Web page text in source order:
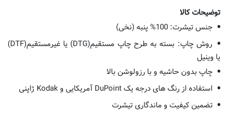
توضیحات کالا
جنس تیشرت: 100% پنبه (نخی)
روش چاپ: بسته به طرح چاپ مستقیم(DTG) یا غیرمستقیم(DTF)
یا وینیل
چاپ بدون حاشیه و با رزولوشن بالا
استفاده از رنگ های درجه یک DuPoint آمریکایی و Kodak ژاپنی
تضمین کیفیت و ماندگاری تیشرت